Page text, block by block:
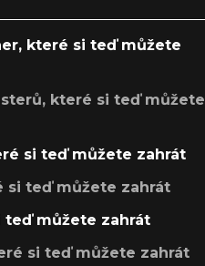
které si teď můžete
které si teď můžete
si teď můžete zahrát
si teď můžete zahrát
teď můžete zahrát
si teď můžete zahrát